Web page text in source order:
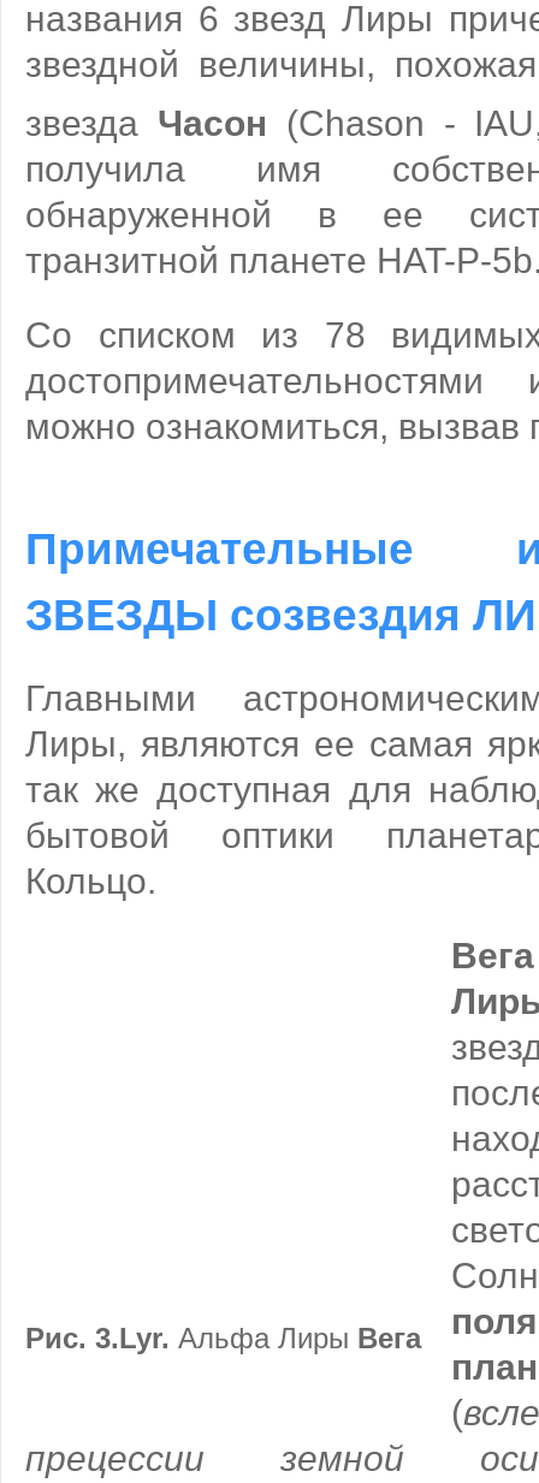
названия 6 звезд Лиры
звездной величины,
звезда Часон (Chason -
получила имя
обнаруженной в ее
транзитной планете HAT-P-
Со списком из 78
можно ознакомиться, вызвав
ЗВЕЗДЫ созвездия
Главными
Лиры, являются ее самая
так же доступная для
бытовой оптики
Кольцо.
Рис. 3.Lyr. Альфа Лиры Вега
(
прецессии земной